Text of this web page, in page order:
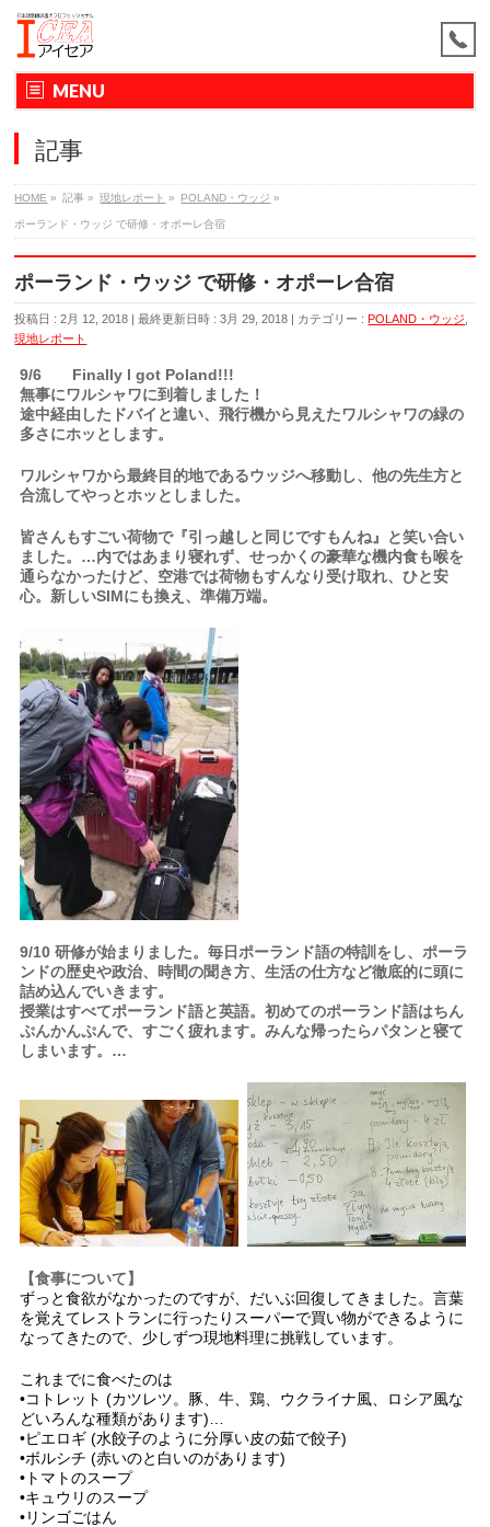
MENU
記事
HOME » 記事 » 現地レポート » POLAND・ウッジ »
ポーランド・ウッジ で研修・オポーレ合宿
ポーランド・ウッジ で研修・オポーレ合宿
投稿日 : 2月 12, 2018 最終更新日時 : 3月 29, 2018 カテゴリー :POLAND・ウッジ
現地レポート
9/6 Finally l got Poland!!!
無事にワルシャワに到着しました！
途中経由したドバイと違い、飛行機から見えたワルシャワの緑の
多さにホッとします。
ワルシャワから最終目的地であるウッジへ移動し、他の先生方と
合流してやっとホッとしました。
皆さんもすごい荷物で『引っ越しと同じですもんね』と笑い合い
ました。 …内ではあまり寝れず、せっかくの豪華な機内食も喉を
通らなかったけど、空港では荷物もすんなり受け取れ、ひと安
心。新しいSIMにも換え、準備万端。
9/10 研修が始まりました。毎日ポーランド語の特訓をし、ポーラ
ンドの歴史や政治、時間の聞き方、生活の仕方など徹底的に頭に
詰め込んでいきます。
授業はすべてポーランド語と英語。初めてのポーランド語はちん
ぷんかんぷんで、すごく疲れます。みんな帰ったらパタンと寝て
しまいます。 …
【食事について】
ずっと食欲がなかったのですが、だいぶ回復してきました。言葉
を覚えてレストランに行ったりスーパーで買い物ができるように
なってきたので、少しずつ現地料理に挑戦しています。
これまでに食べたのは
•コトレット (カツレツ。豚、牛、鶏、ウクライナ風、ロシア風な
どいろんな種類があります)
•ピエロギ (水餃子のように分厚い皮の茹で餃子)
•ボルシチ (赤いのと白いのがあります)
•トマトのスープ
•キュウリのスープ
•リンゴごはん